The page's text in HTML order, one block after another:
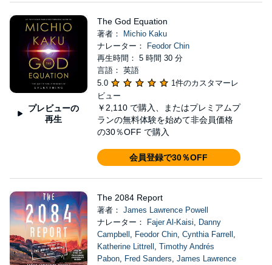
プレビューの
再生
The God Equation
著者：
Michio Kaku
ナレーター：
Feodor Chin
再生時間： 5 時間 30 分
言語： 英語
5.0
1件のカスタマーレ
ビュー
￥2,110 で購入、またはプレミアムプ
ランの無料体験を始めて非会員価格
の30％OFF で購入
会員登録で30％OFF
The 2084 Report
著者： James Lawrence Powell
ナレーター：
Fajer Al-Kaisi, Danny
Campbell , Feodor Chin, Cynthia Farrell ,
Katherine Littrell , Timothy Andrés
Pabon, Fred Sanders, James Lawrence